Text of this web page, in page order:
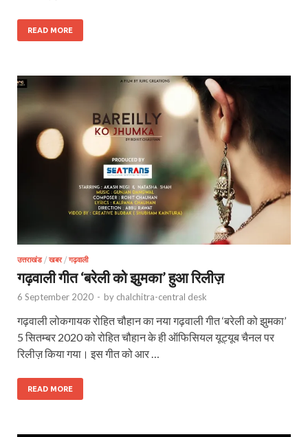
READ MORE
उत्तराखंड/ खबर/ गढ़वाली
गढ़वाली गीत ‘बरेली को झुमका’ हुआ रिलीज़
6 September 2020 - by chalchitra-central desk
गढ़वाली लोकगायक रोहित चौहान का नया गढ़वाली गीत ‘बरेली को झुमका’
5 सितम्बर 2020 को रोहित चौहान के ही ऑफिसियल यूट्यूब चैनल पर
रिलीज़ किया गया। इस गीत को आर …
READ MORE